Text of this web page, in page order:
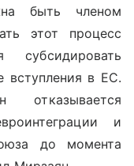
быть членом
этот процесс
вступления в ЕС.
и
до момента